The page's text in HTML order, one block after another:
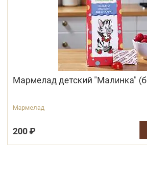
Мармелад детский "Малинка"
Мармелад
200 ₽